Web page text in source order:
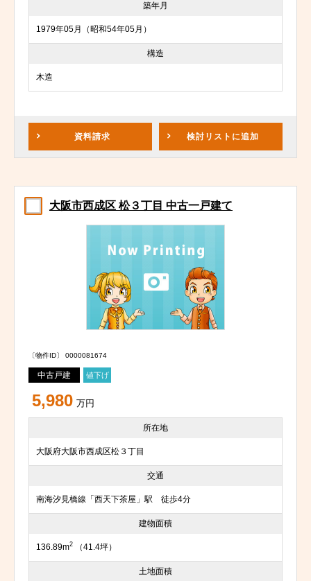
築年月
1979年05月（昭和54年05月）
構造
木造
資料請求 検討リスト に追加
大阪市西成区 松３丁目 中古一戸建て
〔物件ID〕 0000081674
中古戸建 値下げ
5,980 万円
所在地
大阪府大阪市西成区松３丁目
交通
南海汐見橋線「西天下茶屋」駅 徒歩4分
建物面積
136.89m2 （41.4坪）
土地面積